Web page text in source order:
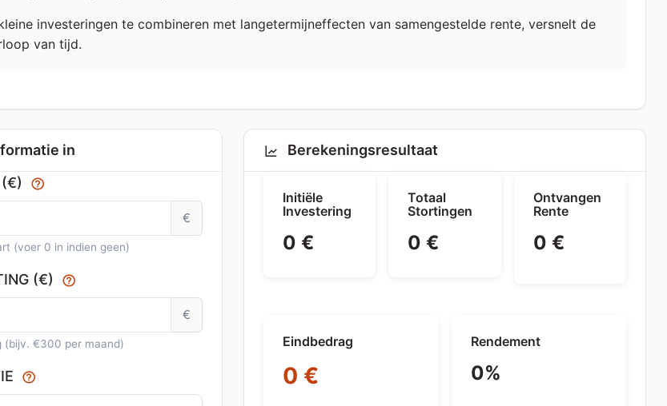
investeringen te combineren met langetermijneffecten van samengestelde rente, versnelt de
van tijd.
in
(€)
€
(voer 0 in indien geen)
(€)
€
(bijv. €300 per maand)
Berekeningsresultaat
Initiële
Investering
0 €
Totaal
Stortingen
0 €
Ontvangen
Rente
0 €
Eindbedrag
0 €
Rendement
0%